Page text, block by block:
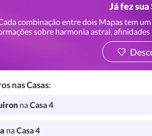
Já fez
combinação entre dois Mapas tem
sobre harmonia astral,
nas Casas:
naCasa 4
naCasa 4